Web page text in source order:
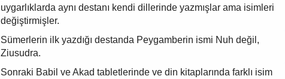
uygarlıklarda aynı destanı kendi dillerinde yazmışlar ama isimleri
değiştirmişler.
Sümerlerin ilk yazdığı destanda Peygamberin ismi Nuh değil,
Ziusudra.
Sonraki Babil ve Akad tabletlerinde ve din kitaplarında farklı isim